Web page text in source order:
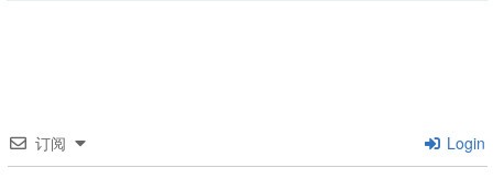
订阅 Login